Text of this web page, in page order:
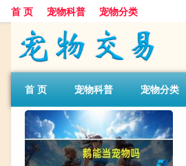
首 页 宠物科普 宠物分类
首 页 宠物科普 宠物分类